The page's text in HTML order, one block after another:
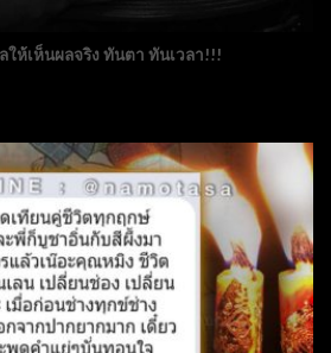
ห้เห็นผลจริง ทันตา ทันเวลา!!!